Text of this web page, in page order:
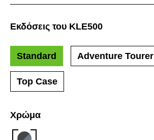
Χρώμα
Εκδόσεις του KLE500
Standard Adventure Tourer
Top Case